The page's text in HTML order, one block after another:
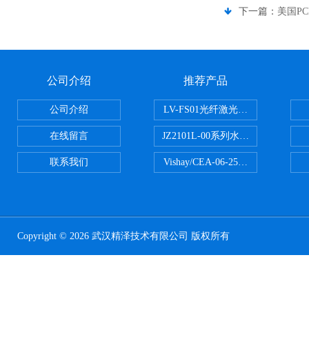
下一篇： 美国
公司介绍
公司介绍
在线留言
联系我们
推荐产品
LV-FS01光纤激光测振仪
JZ2101L-00系列水下自由场-爆炸
Vishay/CEA-06-250US-350美国威
Copyright © 2026 武汉精泽技术有限公司 版权所有